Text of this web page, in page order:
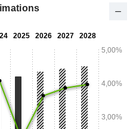
nordiques de construction et